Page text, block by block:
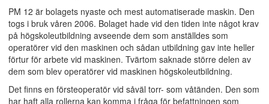
PM 12 är bolagets nyaste och mest automatiserade maskin. Den
togs i bruk våren 2006. Bolaget hade vid den tiden inte något krav
på högskoleutbildning avseende dem som anställdes som
operatörer vid den maskinen och sådan utbildning gav inte heller
förtur för arbete vid maskinen. Tvärtom saknade större delen av
dem som blev operatörer vid maskinen högskoleutbildning.
Det finns en försteoperatör vid såväl torr- som våtänden. Den som
har haft alla rollerna kan komma i fråga för befattningen som